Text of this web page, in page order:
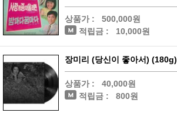
상품가 :
500,000원
적립금 :
10,000원
장미리 (당신이 좋아서) (180g)
상품가 :
40,000원
적립금 :
800원